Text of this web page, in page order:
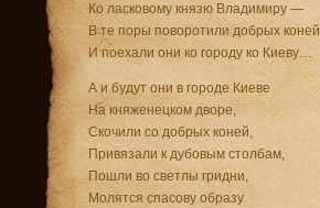
Ко ласковому князю Владимиру —
В те поры поворотили добрых коней
И поехали они ко городу ко Киеву…
А и будут они в городе Киеве
На княженецком дворе,
Скочили со добрых коней,
Привязали к дубовым столбам,
Пошли во светлы гридни,
Молятся спасову образу